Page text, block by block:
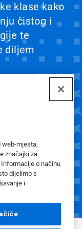
web-mjesta,
značajki za
o načinu
dijelimo s
i
klase kako
čistog i
te
diljem